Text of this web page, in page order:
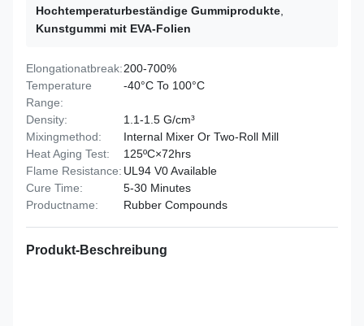
Hochtemperaturbeständige Gummiprodukte
Kunstgummi mit EVA-Folien
Elongationatbreak:200-700%
Temperature
Range:
-40°C To 100°C
Density:
1.1-1.5 G/cm³
Mixingmethod:
Internal Mixer Or Two-Roll Mill
Heat Aging Test:
125ºC×72hrs
Flame Resistance: UL94 V0 Available
Cure Time:
5-30 Minutes
Productname:
Rubber Compounds
Produkt-Beschreibung